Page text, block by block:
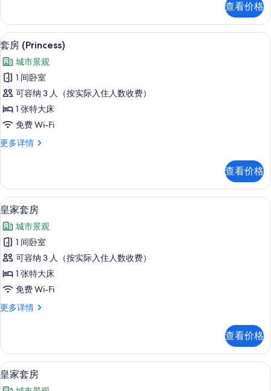
片
多
信
息
查看价格
显
示
套
房
(Princess)
的
所
有
片
高档床上用品、Select Comfort 床、
8
套房 (Princess)
城市景观
1 间卧室
可容纳 3 人（按实际入住人数收费）
1 张特大床
免费 Wi-Fi
更多详情
套
多
信
息
查看价格
显
示
皇
家
套
房
所
照
片
高档床上用品、Select Comfort 床、
8
皇家套房
城市景观
1 间卧室
可容纳 3 人（按实际入住人数收费）
1 张特大床
免费 Wi-Fi
更多详情
皇
更
多
信
查看价格
显
示
高档床上用品、Select Comfort 床、
6
皇家套房